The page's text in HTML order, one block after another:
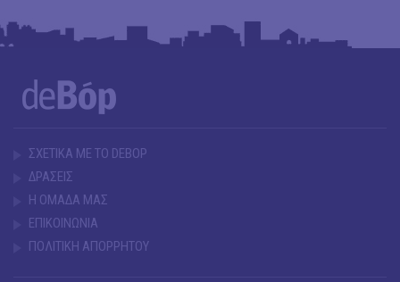
ΣΧΕΤΙΚΑ ΜΕ ΤΟ DEBOP
ΔΡΑΣΕΙΣ
Η ΟΜΑΔΑ ΜΑΣ
ΕΠΙΚΟΙΝΩΝΙΑ
ΠΟΛΙΤΙΚΗ ΑΠΟΡΡΗΤΟΥ